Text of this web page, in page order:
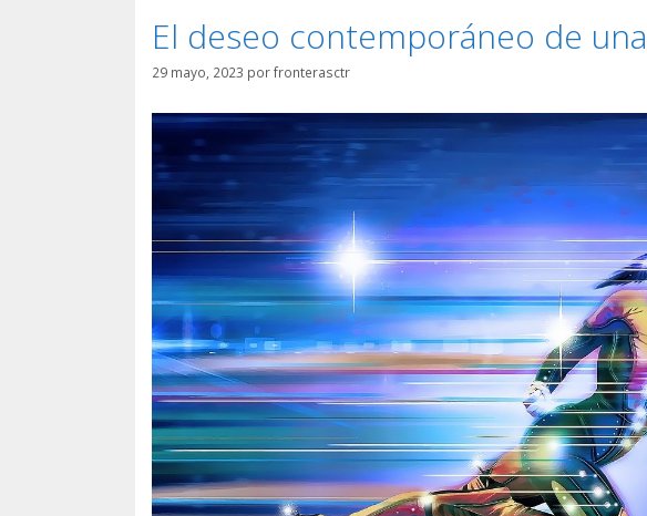
El deseo contemporáneo de
29 mayo, 2023 porfronterasctr